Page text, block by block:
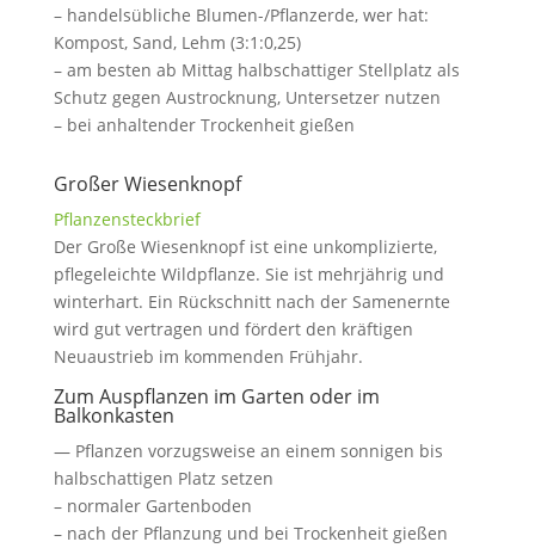
– handelsübliche Blumen-/Pflanzerde, wer hat:
Kompost, Sand, Lehm (3:1:0,25)
– am besten ab Mittag halbschattiger Stellplatz als
Schutz gegen Austrocknung, Untersetzer nutzen
– bei anhaltender Trockenheit gießen
Großer Wiesenknopf
Pflanzensteckbrief
Der Große Wiesenknopf ist eine unkomplizierte,
pflegeleichte Wildpflanze. Sie ist mehrjährig und
winterhart. Ein Rückschnitt nach der Samenernte
wird gut vertragen und fördert den kräftigen
Neuaustrieb im kommenden Frühjahr.
Zum Auspflanzen im Garten oder im
Balkonkasten
— Pflanzen vorzugsweise an einem sonnigen bis
halbschattigen Platz setzen
– normaler Gartenboden
– nach der Pflanzung und bei Trockenheit gießen